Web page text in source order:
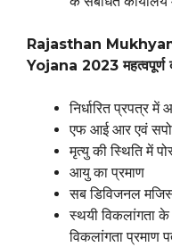
Rajasthan
Yojana 2023 महत्वपूर्ण
निर्धारित प्रपत्र में
एफ आई आर एवं
मृत्यु की स्थिति में
आयु का प्रमाण
सब डिविजनल
स्थयी विकलांगता के
विकलांगता प्रमाण